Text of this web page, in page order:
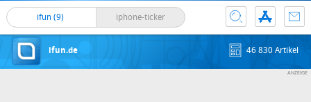
ifun (9) iphone-ticker
ifun.de 46 830 Artikel